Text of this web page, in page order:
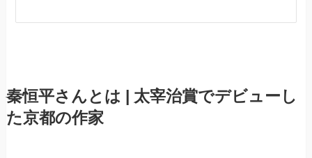
秦恒平さんとは | 太宰治賞でデビューし
た京都の作家